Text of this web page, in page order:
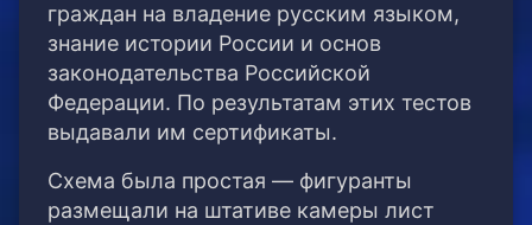
граждан на владение русским языком,
знание истории России и основ
законодательства Российской
Федерации. По результатам этих тестов
выдавали им сертификаты.
Схема была простая — фигуранты
размещали на штативе камеры лист